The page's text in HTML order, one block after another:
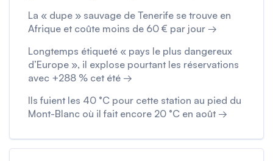
La « dupe » sauvage de Tenerife se trouve en
Afrique et coûte moins de 60 € par jour →
Longtemps étiqueté « pays le plus dangereux
d’Europe », il explose pourtant les réservations
avec +288 % cet été →
Ils fuient les 40 °C pour cette station au pied du
Mont-Blanc où il fait encore 20 °C en août →